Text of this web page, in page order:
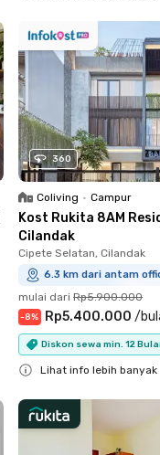
360
Coliving • Campur
Kost Rukita 8AM
Cilandak
Cipete Selatan, Cilandak
6.3 km dari antam
mulai dari Rp5.900.000
-8% Rp5.400.000 /
Diskon sewa min. 12
Lihat info lebih banyak